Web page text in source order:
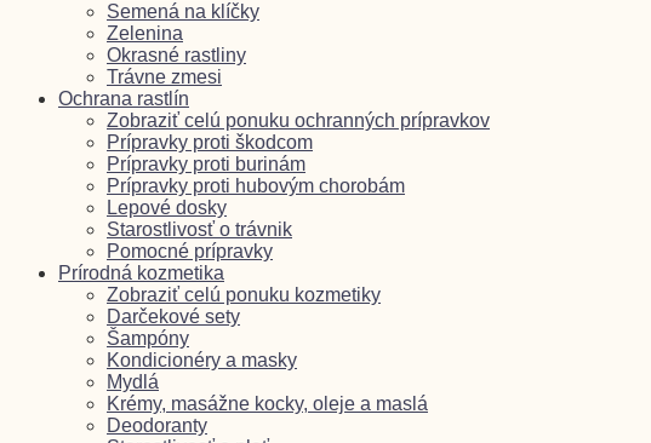
Semená na klíčky
Zelenina
Okrasné rastliny
Trávne zmesi
Ochrana rastlín
Zobraziť celú ponuku ochranných prípravkov
Prípravky proti škodcom
Prípravky proti burinám
Prípravky proti hubovým chorobám
Lepové dosky
Starostlivosť o trávnik
Pomocné prípravky
Prírodná kozmetika
Zobraziť celú ponuku kozmetiky
Darčekové sety
Šampóny
Kondicionéry a masky
Mydlá
Krémy, masážne kocky, oleje a maslá
Deodoranty